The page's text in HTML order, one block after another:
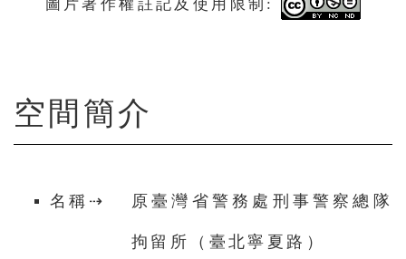
圖片著作權註記及使用限制:
空間簡介
名稱⇢ 原臺灣省警務處刑事警察總隊
拘留所（臺北寧夏路）